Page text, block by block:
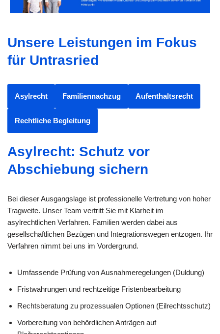
Unsere Leistungen im Fokus
für Untrasried
Asylrecht Familiennachzug Aufenthaltsrecht
Rechtliche Begleitung
Asylrecht: Schutz vor
Abschiebung sichern
Bei dieser Ausgangslage ist professionelle Vertretung von hoher
Tragweite. Unser Team vertritt Sie mit Klarheit im
asylrechtlichen Verfahren. Familien werden dabei aus
gesellschaftlichen Bezügen und Integrationswegen entzogen. Ihr
Verfahren nimmt bei uns im Vordergrund.
Umfassende Prüfung von Ausnahmeregelungen (Duldung)
Fristwahrungen und rechtzeitige Fristenbearbeitung
Rechtsberatung zu prozessualen Optionen (Eilrechtsschutz)
Vorbereitung von behördlichen Anträgen auf